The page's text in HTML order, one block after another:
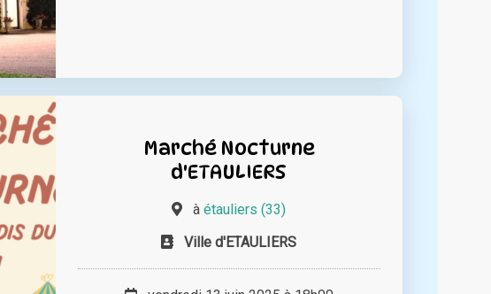
Marché Nocturne
d'ETAULIERS
àétauliers (33)
Ville d'ETAULIERS